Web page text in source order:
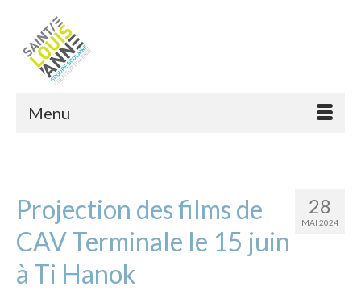
Menu
28
MAI 2024
Projection des films de
CAV Terminale le 15 juin
à Ti Hanok